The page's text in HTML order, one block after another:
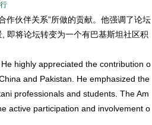
伙伴关系”所做的贡献。他强调了论坛
即将论坛转变为一个有巴基斯坦社区积
highly appreciated the contribution o
and Pakistan. He emphasized the
professionals and students. The Am
active participation and involvement o